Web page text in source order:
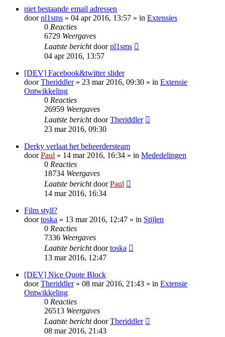
niet bestaande email adressen
doornl1sms » 04 apr 2016, 13:57 » in Extensies
0 Reacties
6729 Weergaves
Laatste berichtdoornl1sms
04 apr 2016, 13:57
[DEV] Facebook&twitter slider
doorTheriddler» 23 mar 2016, 09:30 » in Extensie
Ontwikkeling
0 Reacties
26959 Weergaves
Laatste berichtdoorTheriddler
23 mar 2016, 09:30
Derky verlaat het beheerdersteam
doorPaul » 14 mar 2016, 16:34 » in Mededelingen
0 Reacties
18734 Weergaves
Laatste berichtdoorPaul
14 mar 2016, 16:34
Film styll?
doortoska » 13 mar 2016, 12:47 » in Stijlen
0 Reacties
7336 Weergaves
Laatste berichtdoortoska
13 mar 2016, 12:47
[DEV] Nice Quote Block
doorTheriddler» 08 mar 2016, 21:43 » in Extensie
Ontwikkeling
0 Reacties
26513 Weergaves
Laatste berichtdoorTheriddler
08 mar 2016, 21:43